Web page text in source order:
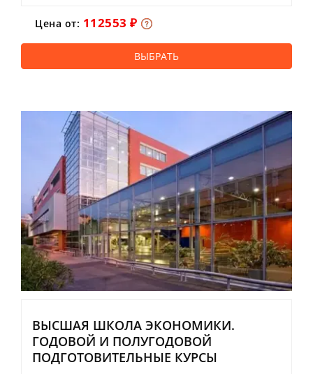
Цена от: 112553 ₽
ВЫБРАТЬ
ВЫСШАЯ ШКОЛА ЭКОНОМИКИ.
ГОДОВОЙ И ПОЛУГОДОВОЙ
ПОДГОТОВИТЕЛЬНЫЕ КУРСЫ